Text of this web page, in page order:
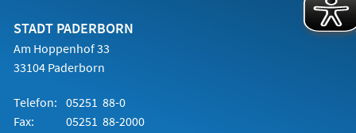
STADT PADERBORN
Am Hoppenhof 33
33104 Paderborn
Telefon: 05251 88-0
Fax:
05251 88-2000